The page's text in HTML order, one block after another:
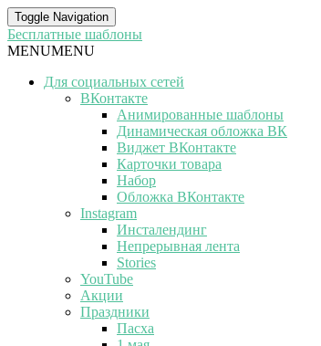
Toggle Navigation
Бесплатные шаблоны
MENUMENU
Для социальных сетей
ВКонтакте
Анимированные шаблоны
Динамическая обложка ВК
Виджет ВКонтакте
Карточки товара
Набор
Обложка ВКонтакте
Instagram
Инсталендинг
Непрерывная лента
Stories
YouTube
Акции
Праздники
Пасха